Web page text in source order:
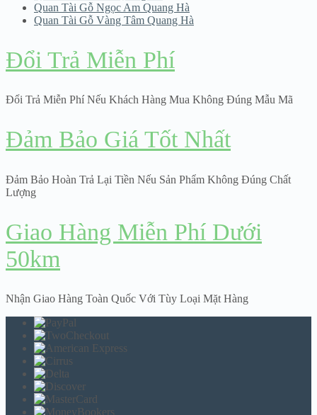
Quan Tài Gỗ Ngọc Am Quang Hà
Quan Tài Gỗ Vàng Tâm Quang Hà
Đổi Trả Miễn Phí
Đổi Trả Miễn Phí Nếu Khách Hàng Mua Không Đúng Mẫu Mã
Đảm Bảo Giá Tốt Nhất
Đảm Bảo Hoàn Trả Lại Tiền Nếu Sản Phẩm Không Đúng Chất
Lượng
Giao Hàng Miễn Phí Dưới
50km
Nhận Giao Hàng Toàn Quốc Với Tùy Loại Mặt Hàng